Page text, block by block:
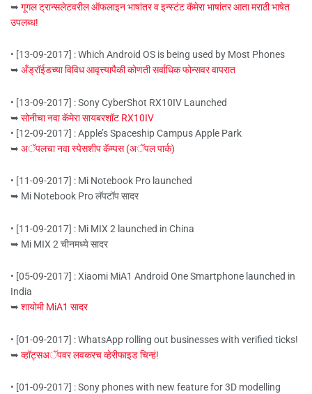
➥ गूगल ट्रान्सलेटवरील ऑफलाइन भाषांतर व इन्स्टंट कॅमेरा भाषांतर आता मराठी भाषेत
उपलब्ध!
• [13-09-2017] : Which Android OS is being used by Most Phones
➥ अँड्रॉईडच्या विविध आवृत्त्यापैकी कोणती सर्वाधिक फोन्सवर वापरात
• [13-09-2017] : Sony CyberShot RX10IV Launched
➥ सोनीचा नवा कॅमेरा सायबरशॉट RX10IV
• [12-09-2017] : Apple’s Spaceship Campus Apple Park
➥ अॅपलचा नवा स्पेसशीप कॅम्पस (अॅपल पार्क)
• [11-09-2017] : Mi Notebook Pro launched
➥ Mi Notebook Pro लॅपटॉप सादर
• [11-09-2017] : Mi MIX 2 launched in China
➥ Mi MIX 2 चीनमध्ये सादर
• [05-09-2017] : Xiaomi MiA1 Android One Smartphone launched in
India
➥ शायोमी MiA1 सादर
• [01-09-2017] : WhatsApp rolling out businesses with verified ticks!
➥ व्हॉट्सअॅपवर लवकरच व्हेरीफाइड चिन्हं!
• [01-09-2017] : Sony phones with new feature for 3D modelling